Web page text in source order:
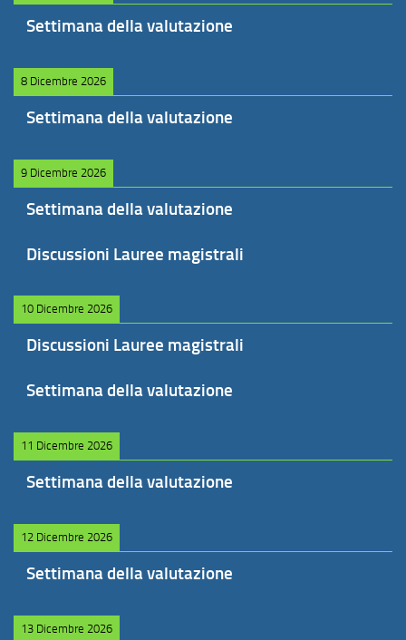
Settimana della valutazione
8 Dicembre 2026
Settimana della valutazione
9 Dicembre 2026
Settimana della valutazione
Discussioni Lauree magistrali
10 Dicembre 2026
Discussioni Lauree magistrali
Settimana della valutazione
11 Dicembre 2026
Settimana della valutazione
12 Dicembre 2026
Settimana della valutazione
13 Dicembre 2026